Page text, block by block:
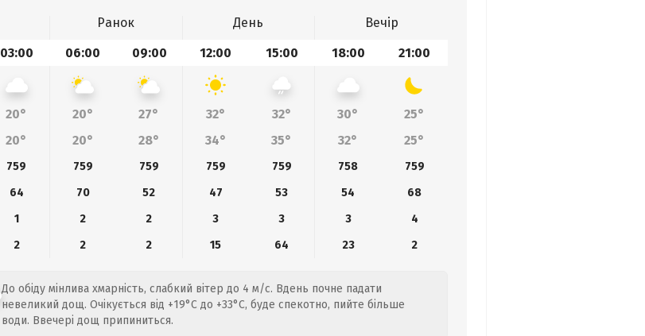
Ранок День
Вечір
03:00 06:00 09:00 12:00 15:00 18:00 21:00
20° 20° 27° 32° 32° 30°
25°
20° 20° 28° 34° 35° 32° 25°
759 759 759 759 759 758
759
64 70 52 47 53 54
68
1 2 2 3 3 3
4
2 2 2 15 64 23 2
До обіду мінлива хмарність, слабкий вітер до 4 м/с. Вдень почне падати
невеликий дощ. Очікується від +19°C до +33°C, буде спекотно, пийте більше
води. Ввечері дощ припиниться.